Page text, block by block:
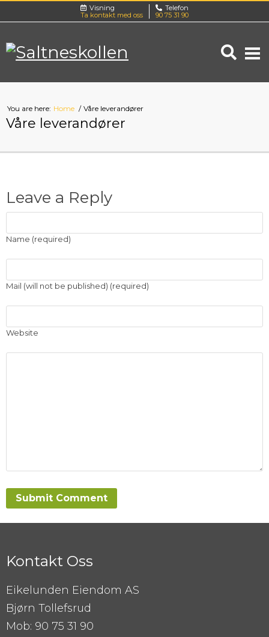
Visning
Ta kontakt med oss
Telefon
90 75 31 90
You are here: Home Våre leverandører
Våre leverandører
Leave a Reply
Name (required)
Mail (will not be published) (required)
Website
Kontakt Oss
Eikelunden Eiendom AS
Bjørn Tollefsrud
Mob: 90 75 31 90